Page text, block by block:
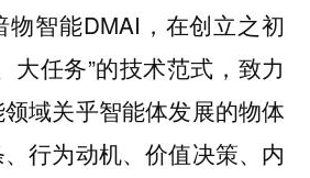
智能DMAI，在创立之初
大任务”的技术范式，致力
域关乎智能体发展的物体
行为动机、价值决策、内